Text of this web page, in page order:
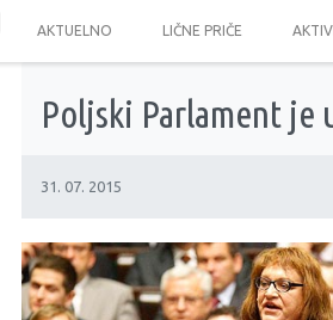
AKTUELNO LIČNE PRIČE
Poljski Parlament je
31. 07. 2015